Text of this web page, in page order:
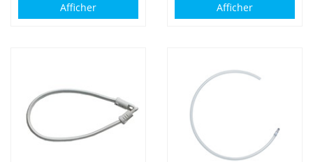
Afficher Afficher